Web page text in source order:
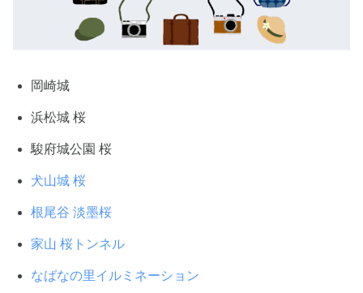
岡崎城
浜松城 桜
駿府城公園 桜
犬山城 桜
根尾谷 淡墨桜
家山 桜トンネル
なばなの里イルミネーション